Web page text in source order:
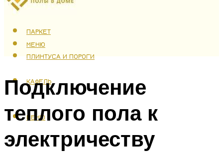
ТЕПЛЫЙ ПОЛ
ПАРКЕТ
ПЛИНТУСА И ПОРОГИ
КАФЕЛЬ
МЕНЮ
МЕНЮ
Подключение
теплого пола к
электричеству